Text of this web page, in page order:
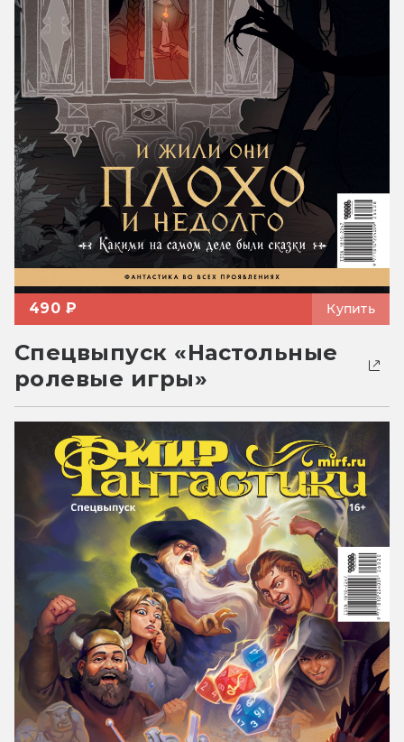
490 ₽ Купить
Спецвыпуск «Настольные
ролевые игры»